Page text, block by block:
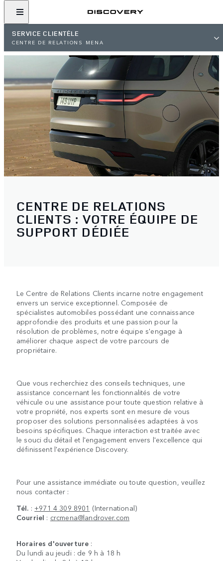
SERVICE CLIENTÈLE
CENTRE DE RELATIONS MENA
CENTRE DE RELATIONS
CLIENTS : VOTRE ÉQUIPE DE
SUPPORT DÉDIÉE
Le Centre de Relations Clients incarne notre engagement
envers un service exceptionnel. Composée de
spécialistes automobiles possédant une connaissance
approfondie des produits et une passion pour la
résolution de problèmes, notre équipe s'engage à
améliorer chaque aspect de votre parcours de
propriétaire.
Que vous recherchiez des conseils techniques, une
assistance concernant les fonctionnalités de votre
véhicule ou une assistance pour toute question relative à
votre propriété, nos experts sont en mesure de vous
proposer des solutions personnalisées adaptées à vos
besoins spécifiques. Chaque interaction est traitée avec
le souci du détail et l'engagement envers l'excellence qui
définissent l'expérience Discovery.
Pour une assistance immédiate ou toute question, veuillez
nous contacter :
Tél. :+971 4 309 8901 (International)
Courriel : crcmena@landrover.com
Horaires d'ouverture :
Du lundi au jeudi : de 9 h à 18 h